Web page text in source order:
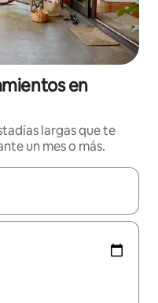
en
largas que te
un mes o más.
navega con las